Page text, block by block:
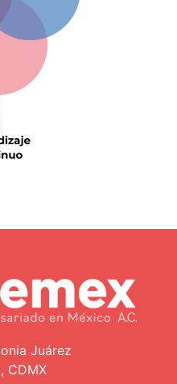
Juárez
CDMX